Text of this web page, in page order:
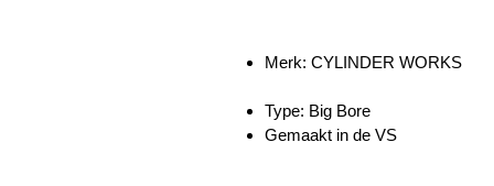
Merk: CYLINDER WORKS
Type: Big Bore
Gemaakt in de VS